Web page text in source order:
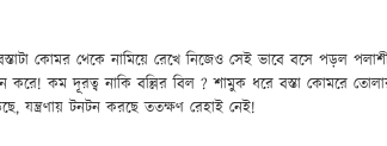
কোমর থেকে নামিয়ে রেখে নিজেও সেই ভাবে বসে পড়ল
করে! কম দূরত্ব নাকি বল্লির বিল ? শামুক ধরে বস্তা কোমরে
যন্ত্রণায় টনটন করছে ততক্ষণ রেহাই নেই!